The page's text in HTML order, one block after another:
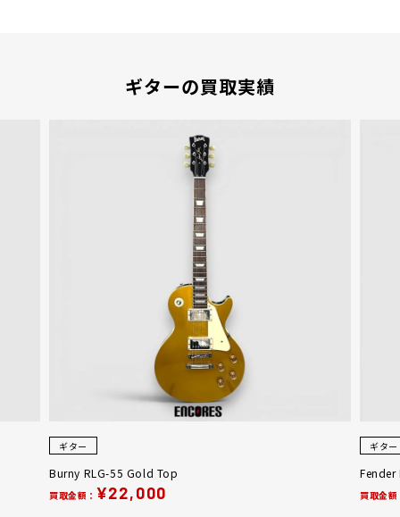
ギターの買取実績
ギター
Burny RLG-55 Gold Top
買取金額： ¥22,000
ギター
Fender
買取金額